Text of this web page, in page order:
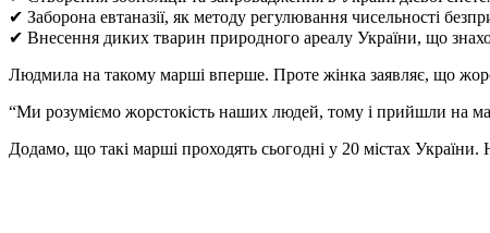
✔ Заборона евтаназії, як методу регулювання чисельності
✔ Внесення диких тварин природного ареалу України, що
Людмила на такому марші вперше. Проте жінка заявляє, що
“Ми розуміємо жорстокість наших людей, тому і прийшли на
Додамо, що такі марші проходять сьогодні у 20 містах